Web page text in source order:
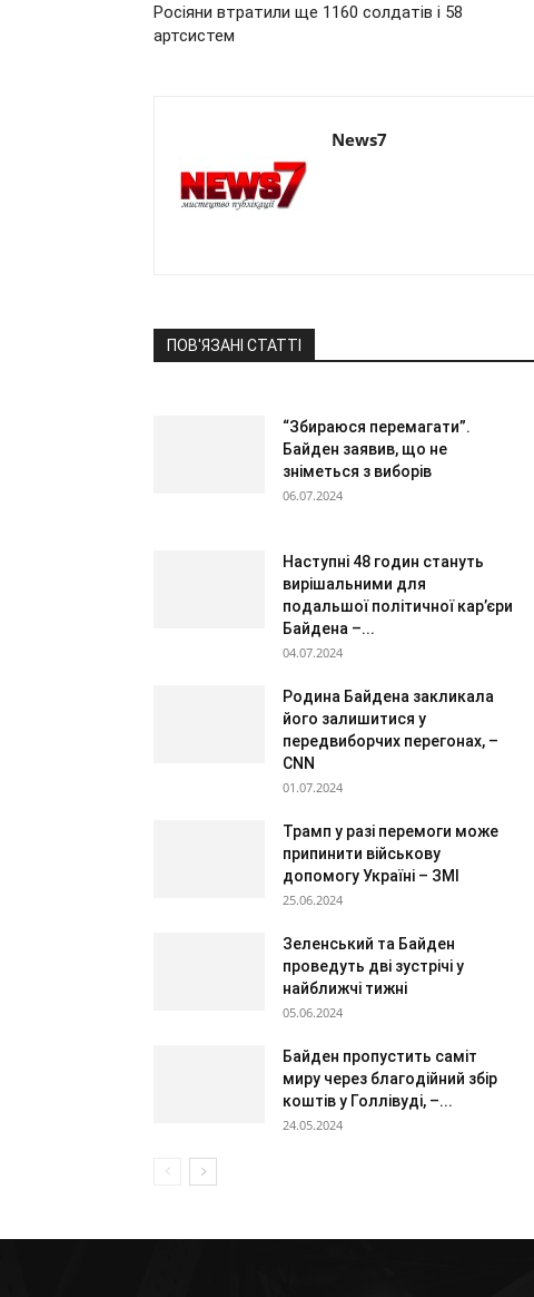
Росіяни втратили ще 1160 солдатів і 58
артсистем
News7
ПОВ'ЯЗАНІ СТАТТІ
“Збираюся перемагати”.
Байден заявив, що не
зніметься з виборів
06.07.2024
Наступні 48 годин стануть
вирішальними для
подальшої політичної кар’єри
Байдена –...
04.07.2024
Родина Байдена закликала
його залишитися у
передвиборчих перегонах, –
CNN
01.07.2024
Трамп у разі перемоги може
припинити військову
допомогу Україні – ЗМІ
25.06.2024
Зеленський та Байден
проведуть дві зустрічі у
найближчі тижні
05.06.2024
Байден пропустить саміт
миру через благодійний збір
коштів у Голлівуді, –...
24.05.2024